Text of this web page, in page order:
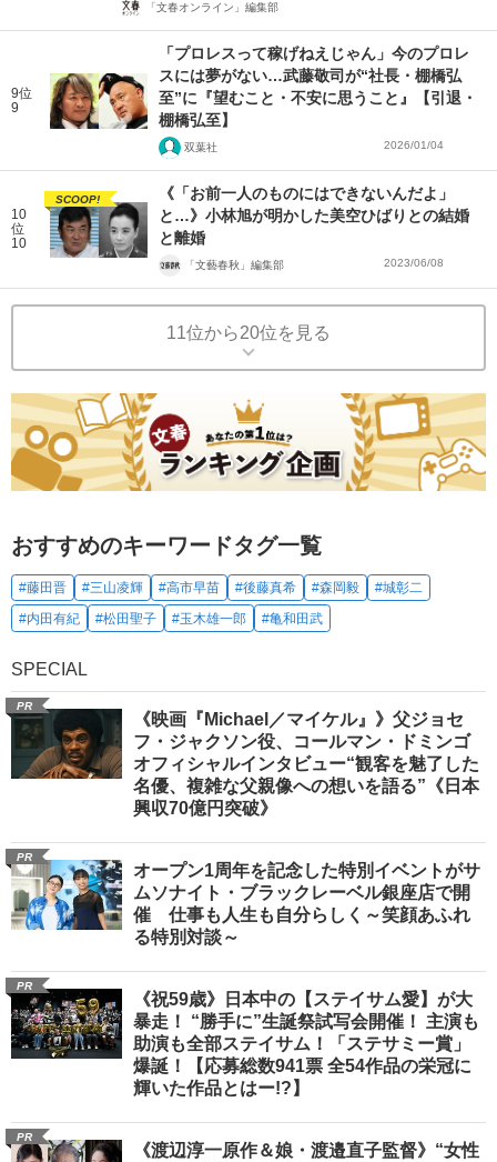
「文春オンライン」編集部
9位
9
「プロレスって稼げねえじゃん」今のプロレ
スには夢がない…武藤敬司が“社長・棚橋弘
至”に『望むこと・不安に思うこと』【引退・
棚橋弘至】
双葉社 2026/01/04
10
位
10
SCOOP!
《「お前一人のものにはできないんだよ」
と…》小林旭が明かした美空ひばりとの結婚
と離婚
「文藝春秋」編集部 2023/06/08
11位から20位を見る
おすすめのキーワードタグ一覧
#藤田晋 #三山凌輝 #高市早苗 #後藤真希 #森岡毅
#城彰二
#内田有紀
#松田聖子 #玉木雄一郎 #亀和田武
SPECIAL
PR
《映画『Michael／マイケル』》父ジョセ
フ・ジャクソン役、コールマン・ドミンゴ
オフィシャルインタビュー“観客を魅了した
名優、複雑な父親像への想いを語る”《日本
興収70億円突破》
PR
オープン1周年を記念した特別イベントがサ
ムソナイト・ブラックレーベル銀座店で開
催 仕事も人生も自分らしく～笑顔あふれ
る特別対談～
PR
《祝59歳》日本中の【ステイサム愛】が大
暴走！ “勝手に”生誕祭試写会開催！ 主演も
助演も全部ステイサム！「ステサミー賞」
爆誕！【応募総数941票 全54作品の栄冠に
輝いた作品とはー!?】
PR
《渡辺淳一原作＆娘・渡邉直子監督》“女性